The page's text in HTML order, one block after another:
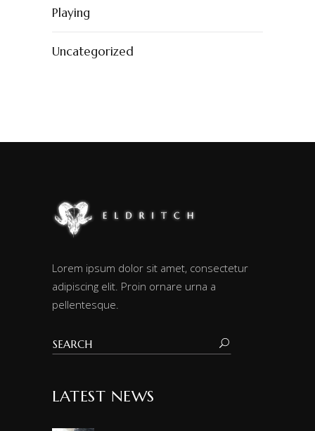
Playing
Uncategorized
Lorem ipsum dolor sit amet, consectetur
adipiscing elit. Proin ornare urna a
pellentesque.
LATEST NEWS